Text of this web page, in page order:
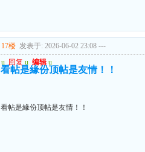
17楼 发表于: 2026-06-02 23:08 ---
u 回复 u 编辑 u
看帖是緣份顶帖是友情！！
看帖是緣份顶帖是友情！！